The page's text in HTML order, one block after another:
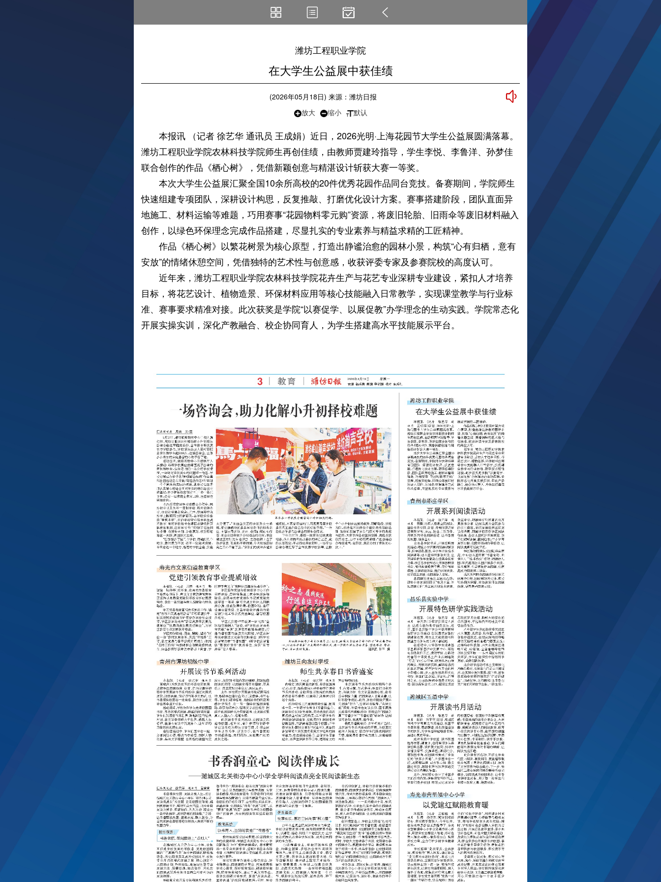
潍坊工程职业学院
在大学生公益展中获佳绩
(2026年05月18日) 来源：潍坊日报
放大
缩小 默认
本报讯 （记者 徐艺华 通讯员 王成娟）近日，2026光明·上海花园节大学生公益展圆满落幕。
潍坊工程职业学院农林科技学院师生再创佳绩，由教师贾建玲指导，学生李悦、李鲁洋、孙梦佳
联合创作的作品《栖心树》，凭借新颖创意与精湛设计斩获大赛一等奖。
本次大学生公益展汇聚全国10余所高校的20件优秀花园作品同台竞技。备赛期间，学院师生
快速组建专项团队，深耕设计构思，反复推敲、打磨优化设计方案。赛事搭建阶段，团队直面异
地施工、材料运输等难题，巧用赛事“花园物料零元购”资源，将废旧轮胎、旧雨伞等废旧材料融入
创作，以绿色环保理念完成作品搭建，尽显扎实的专业素养与精益求精的工匠精神。
作品《栖心树》以繁花树景为核心原型，打造出静谧治愈的园林小景，构筑“心有归栖，意有
安放”的情绪休憩空间，凭借独特的艺术性与创意感，收获评委专家及参赛院校的高度认可。
近年来，潍坊工程职业学院农林科技学院花卉生产与花艺专业深耕专业建设，紧扣人才培养
目标，将花艺设计、植物造景、环保材料应用等核心技能融入日常教学，实现课堂教学与行业标
准、赛事要求精准对接。此次获奖是学院“以赛促学、以展促教”办学理念的生动实践。学院常态化
开展实操实训，深化产教融合、校企协同育人，为学生搭建高水平技能展示平台。